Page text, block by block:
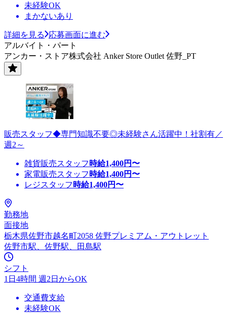
未経験OK
まかないあり
詳細を見る
応募画面に進む
アルバイト・パート
アンカー・ストア株式会社 Anker Store Outlet 佐野_PT
販売スタッフ◆専門知識不要◎未経験さん活躍中！社割有／
週2～
雑貨販売スタッフ 時給1,400円〜
家電販売スタッフ 時給1,400円〜
レジスタッフ 時給1,400円〜
勤務地
面接地
栃木県佐野市越名町2058 佐野プレミアム・アウトレット
佐野市駅、佐野駅、田島駅
シフト
1日4時間 週2日からOK
交通費支給
未経験OK